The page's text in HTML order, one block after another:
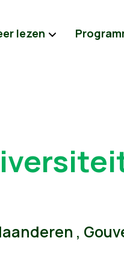
lezen
,